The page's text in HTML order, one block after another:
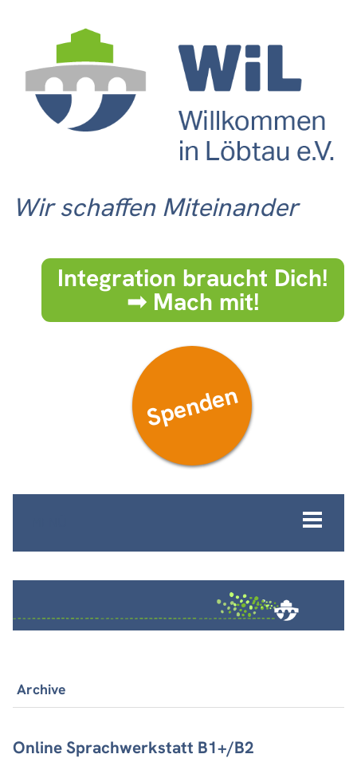
Wir schaffen Miteinander
Integration braucht Dich!
➟ Mach mit!
Spenden
Archive
Online Sprachwerkstatt B1+/B2